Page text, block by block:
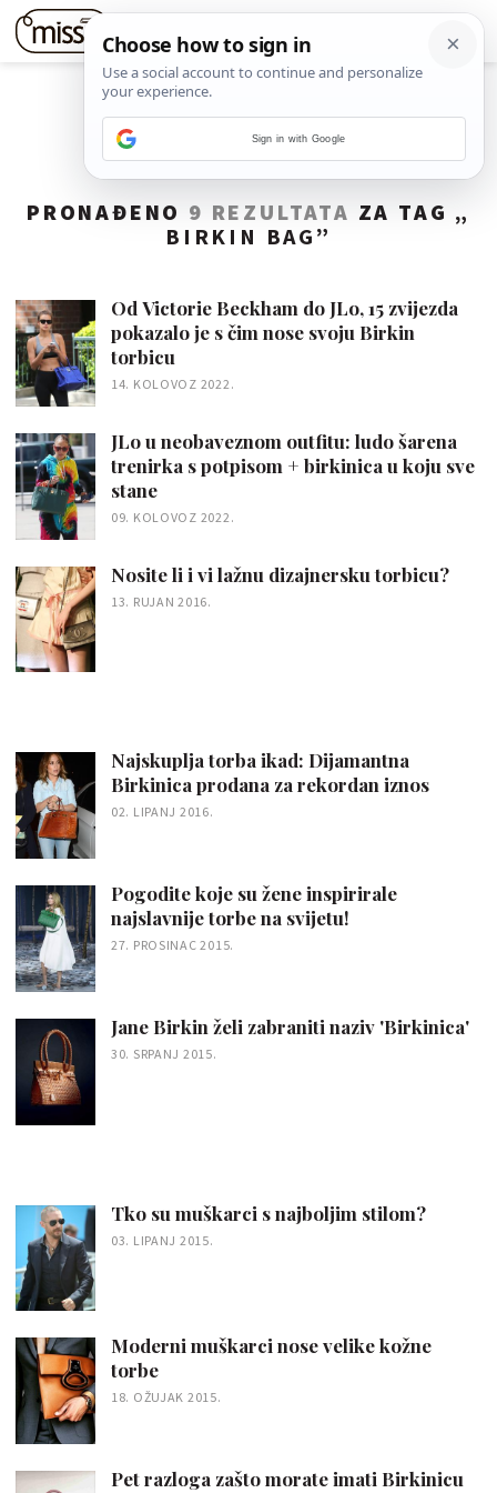
PRONAĐENO 9 REZULTATA ZA TAG „
BIRKIN BAG ”
Od Victorie Beckham do JLo, 15 zvijezda
pokazalo je s čim nose svoju Birkin
torbicu
14. KOLOVOZ 2022.
JLo u neobaveznom outfitu: ludo šarena
trenirka s potpisom + birkinica u koju sve
stane
09. KOLOVOZ 2022.
Nosite li i vi lažnu dizajnersku torbicu?
13. RUJAN 2016.
Najskuplja torba ikad: Dijamantna
Birkinica prodana za rekordan iznos
02. LIPANJ 2016.
Pogodite koje su žene inspirirale
najslavnije torbe na svijetu!
27. PROSINAC 2015.
Jane Birkin želi zabraniti naziv 'Birkinica'
30. SRPANJ 2015.
Tko su muškarci s najboljim stilom?
03. LIPANJ 2015.
Moderni muškarci nose velike kožne
torbe
18. OŽUJAK 2015.
Pet razloga zašto morate imati Birkinicu
Sign in with Google